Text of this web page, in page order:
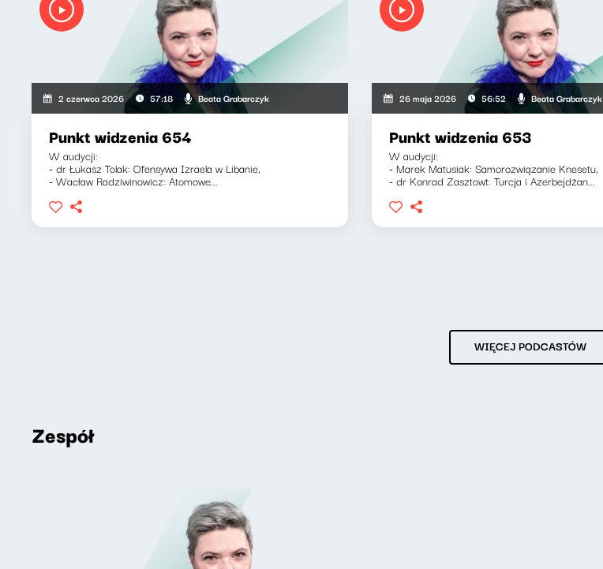
2 czerwca 2026 57:18 Beata Grabarczyk
Punkt widzenia 654
W audycji:
- dr Łukasz Tolak: Ofensywa Izraela w Libanie,
- Wacław Radziwinowicz: Atomowe...
26 maja 2026 56:52 Beata Grabarczyk
Punkt widzenia 653
W audycji:
- Marek Matusiak: Samorozwiązanie Knesetu,
- dr Konrad Zasztowt: Turcja i Azerbejdżan...
WIĘCEJ PODCASTÓW
Zespół